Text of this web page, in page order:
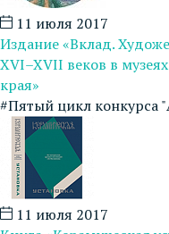
11 июля 2017
Издание «Вклад.
XVI–XVII веков в
края»
#Пятый цикл конкурса
11 июля 2017